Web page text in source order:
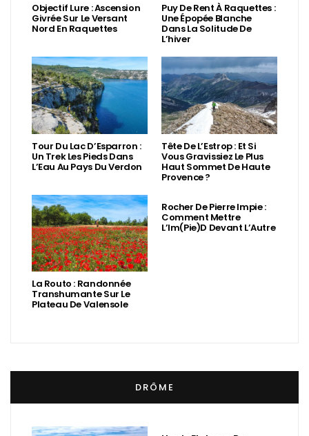
Objectif Lure : Ascension
Givrée Sur Le Versant
Nord En Raquettes
Puy De Rent À Raquettes :
Une Épopée Blanche
Dans La Solitude De
L’hiver
Tour Du Lac D’Esparron :
Un Trek Les Pieds Dans
L’Eau Au Pays Du Verdon
Tête De L’Estrop : Et Si
Vous Gravissiez Le Plus
Haut Sommet De Haute
Provence ?
La Routo : Randonnée
Transhumante Sur Le
Plateau De Valensole
Rocher De Pierre Impie :
Comment Mettre
L’Im(Pie)d Devant L’Autre
DRÔME